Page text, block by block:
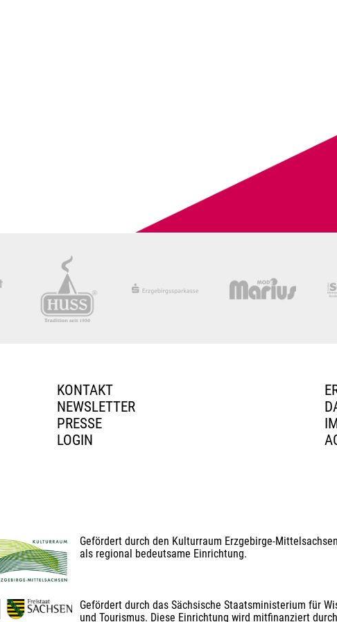
KONTAKT
NEWSLETTER
PRESSE
LOGIN
Gefördert durch den Kulturraum Erzgebirge-
als regional bedeutsame Einrichtung.
Gefördert durch das Sächsische Staatsministerium für
und Tourismus. Diese Einrichtung wird mitfinanziert